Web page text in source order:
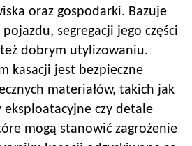
oraz gospodarki. Bazuje
segregacji jego części
dobrym utylizowaniu.
kasacji jest bezpieczne
materiałów, takich jak
eksploatacyjne czy detale
mogą stanowić zagrożenie